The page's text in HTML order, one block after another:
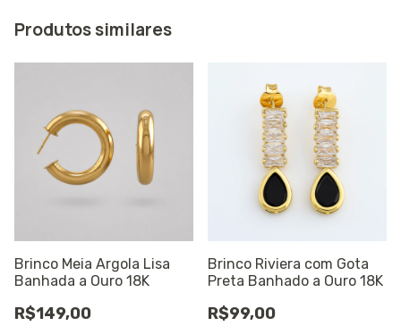
Produtos similares
Brinco Meia Argola Lisa
Banhada a Ouro 18K
R$149,00
Brinco Riviera com Gota
Preta Banhado a Ouro 18K
R$99,00